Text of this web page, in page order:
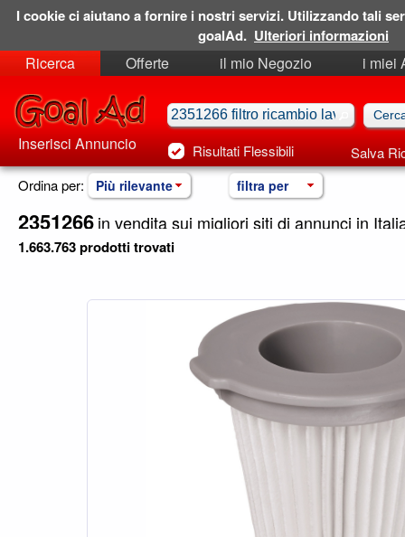
Ricerca Offerte il mio Negozio
i miei
Risultati Flessibili Salva
Inserisci Annuncio
Ordina per: Più rilevante filtra per
2351266in vendita sui migliori siti di annunci in
1.663.763 prodotti trovati
I cookie ci aiutano a fornire i nostri servizi. Utilizzando tali
goalAd. Ulteriori informazioni